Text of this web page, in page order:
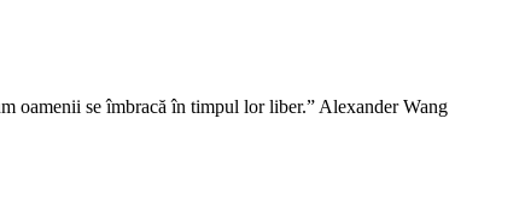
oamenii se îmbracă în timpul lor liber.” Alexander Wang